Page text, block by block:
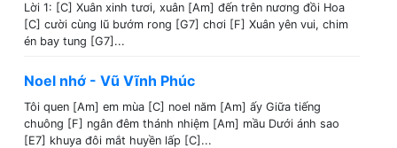
Lời 1: [C] Xuân xinh tươi, xuân [Am] đến trên nương đồi Hoa
[C] cười cùng lũ bướm rong [G7] chơi [F] Xuân yên vui, chim
én bay tung [G7]...
Noel nhớ - Vũ Vĩnh Phúc
Tôi quen [Am] em mùa [C] noel năm [Am] ấy Giữa tiếng
chuông [F] ngân đêm thánh nhiệm [Am] mầu Dưới ánh sao
[E7] khuya đôi mắt huyền lấp [C]...